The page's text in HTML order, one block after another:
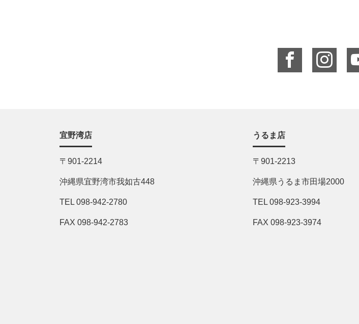
宜野湾店
〒901-2214
沖縄県宜野湾市我如古448
TEL 098-942-2780
FAX 098-942-2783
うるま店
〒901-2213
沖縄県うるま市田場2000
TEL 098-923-3994
FAX 098-923-3974